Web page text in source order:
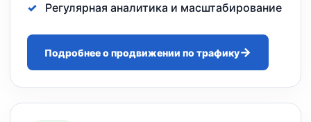
Регулярная аналитика и масштабирование
Подробнее о продвижении по трафику